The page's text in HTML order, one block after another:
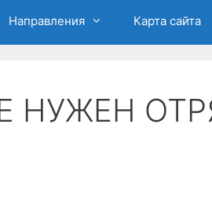
Направления Карта сайта
НУЖЕН